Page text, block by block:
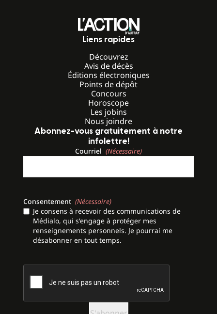
Liens rapides
Découvrez
Avis de décès
Éditions électroniques
Points de dépôt
Concours
Horoscope
Les jobins
Nous joindre
Abonnez-vous gratuitement à notre
infolettre!
Courriel (Nécessaire)
Consentement (Nécessaire)
Je consens à recevoir des communications de
Médialo, qui s'engage à protéger mes
renseignements personnels. Je pourrai me
désabonner en tout temps.